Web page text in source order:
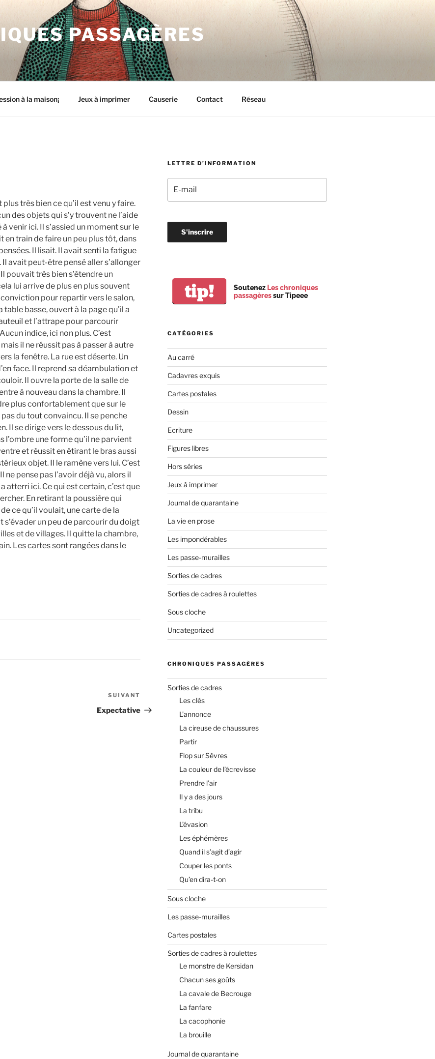
PASSAGÈRES
à la maison¡ Jeux à imprimer Causerie Contact Réseau
très bien ce qu’il est venu y faire.
des objets qui s’y trouvent ne l’aide
venir ici. Il s’assied un moment sur le
en train de faire un peu plus tôt, dans
Il lisait. Il avait senti la fatigue
Il avait peut-être pensé aller s’allonger
pouvait très bien s’étendre un
lui arrive de plus en plus souvent
pour repartir vers le salon,
basse, ouvert à la page qu’il a
et l’attrape pour parcourir
indice, ici non plus. C’est
il ne réussit pas à passer à autre
la fenêtre. La rue est déserte. Un
face. Il reprend sa déambulation et
Il ouvre la porte de la salle de
à nouveau dans la chambre. Il
plus confortablement que sur le
du tout convaincu. Il se penche
Il se dirige vers le dessous du lit,
l’ombre une forme qu’il ne parvient
et réussit en étirant le bras aussi
objet. Il le ramène vers lui. C’est
pense pas l’avoir déjà vu, alors il
atterri ici. Ce qui est certain, c’est que
En retirant la poussière qui
ce qu’il voulait, une carte de la
s’évader un peu de parcourir du doigt
et de villages. Il quitte la chambre,
Les cartes sont rangées dans le
suivant
SUIVANT
Expectative
LETTRE D’INFORMATION
tip! Soutenez Les chroniques
passagèressur Tipeee
CATÉGORIES
Au carré
Cadavres exquis
Cartes postales
Dessin
Ecriture
Figures libres
Hors séries
Jeux à imprimer
Journal de quarantaine
La vie en prose
Les impondérables
Les passe-murailles
Sorties de cadres
Sorties de cadres à roulettes
Sous cloche
Uncategorized
CHRONIQUES PASSAGÈRES
Sorties de cadres
Les clés
L’annonce
La cireuse de chaussures
Partir
Flop sur Sèvres
La couleur de l’écrevisse
Prendre l’air
Il y a des jours
La tribu
L’évasion
Les éphémères
Quand il s’agit d’agir
Couper les ponts
Qu’en dira-t-on
Sous cloche
Les passe-murailles
Cartes postales
Sorties de cadres à roulettes
Le monstre de Kersidan
Chacun ses goûts
La cavale de Becrouge
La fanfare
La cacophonie
La brouille
Journal de quarantaine